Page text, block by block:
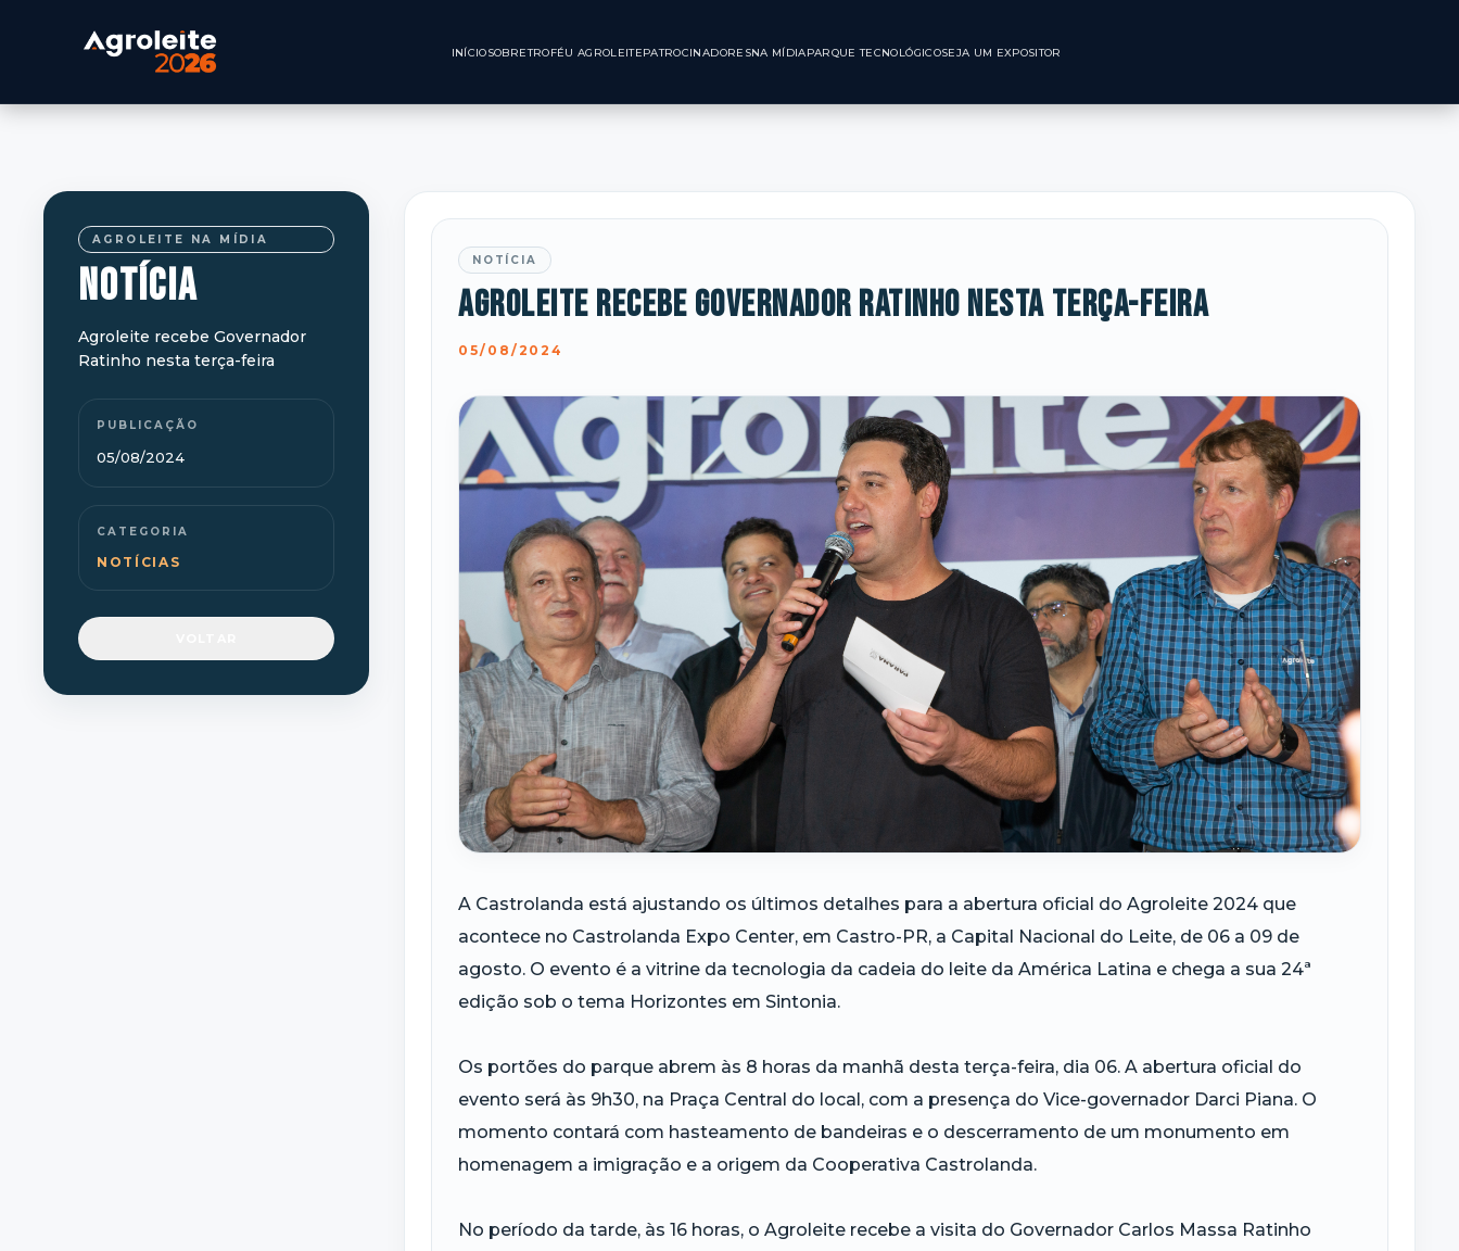
INÍCIOSOBRETROFÉU AGROLEITEPATROCINADORESNA MÍDIAPARQUE TECNOLÓGICOSEJA UM EXPOSITOR
AGROLEITE NA MÍDIA
NOTÍCIA
Agroleite recebe Governador
Ratinho nesta terça-feira
PUBLICAÇÃO
05/08/2024
CATEGORIA
NOTÍCIAS
NOTÍCIA
Agroleite recebe Governador Ratinho nesta terça-feira
05/08/2024
A Castrolanda está ajustando os últimos detalhes para a abertura oficial do Agroleite 2024 que
acontece no Castrolanda Expo Center, em Castro-PR, a Capital Nacional do Leite, de 06 a 09 de
agosto. O evento é a vitrine da tecnologia da cadeia do leite da América Latina e chega a sua 24ª
edição sob o tema Horizontes em Sintonia.
Os portões do parque abrem às 8 horas da manhã desta terça-feira, dia 06. A abertura oficial do
evento será às 9h30, na Praça Central do local, com a presença do Vice-governador Darci Piana. O
momento contará com hasteamento de bandeiras e o descerramento de um monumento em
homenagem a imigração e a origem da Cooperativa Castrolanda.
No período da tarde, às 16 horas, o Agroleite recebe a visita do Governador Carlos Massa Ratinho